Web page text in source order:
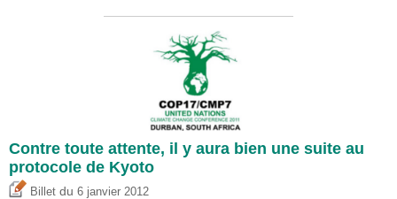
Contre toute attente, il y aura bien une suite au
protocole de Kyoto
Billet du 6 janvier 2012